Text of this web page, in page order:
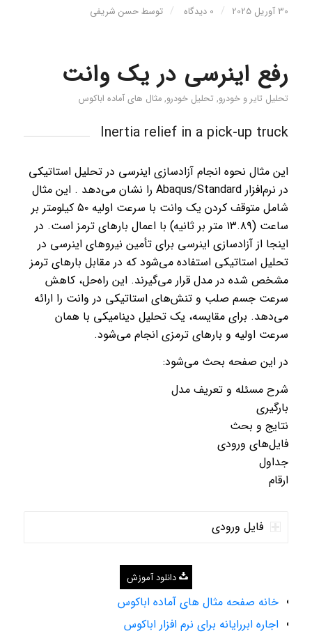
30 آوریل 2025 / 0 دیدگاه / توسطحسن شریفی
رفع اینرسی در یک وانت
تحلیل تایر و خودرو, تحلیل خودرو, مثال های آماده اباکوس
Inertia relief in a pick-up truck
این مثال نحوه انجام آزادسازی اینرسی در تحلیل استاتیکی
در نرم‌افزار Abaqus/Standard را نشان می‌دهد . این مثال
شامل متوقف کردن یک وانت با سرعت اولیه ۵۰ کیلومتر بر
ساعت (۱۳.۸۹ متر بر ثانیه) با اعمال بارهای ترمز است. در
اینجا از آزادسازی اینرسی برای تأمین نیروهای اینرسی در
تحلیل استاتیکی استفاده می‌شود که در مقابل بارهای ترمز
مشخص شده در مدل قرار می‌گیرند. این راه‌حل، کاهش
سرعت جسم صلب و تنش‌های استاتیکی در وانت را ارائه
می‌دهد. برای مقایسه، یک تحلیل دینامیکی با همان
سرعت اولیه و بارهای ترمزی انجام می‌شود.
در این صفحه بحث می‌شود:
شرح مسئله و تعریف مدل
بارگیری
نتایج و بحث
فایل‌های ورودی
جداول
ارقام
فایل ورودی
دانلود آموزش
خانه صفحه مثال های آماده اباکوس
اجاره ابررایانه برای نرم افزار اباکوس